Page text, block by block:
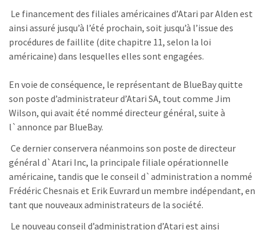
Le financement des filiales américaines d’Atari par Alden est
ainsi assuré jusqu’à l’été prochain, soit jusqu’à l’issue des
procédures de faillite (dite chapitre 11, selon la loi
américaine) dans lesquelles elles sont engagées.
En voie de conséquence, le représentant de BlueBay quitte
son poste d’administrateur d’Atari SA, tout comme Jim
Wilson, qui avait été nommé directeur général, suite à
l`annonce par BlueBay.
Ce dernier conservera néanmoins son poste de directeur
général d`Atari Inc, la principale filiale opérationnelle
américaine, tandis que le conseil d`administration a nommé
Frédéric Chesnais et Erik Euvrard un membre indépendant, en
tant que nouveaux administrateurs de la société.
Le nouveau conseil d’administration d’Atari est ainsi